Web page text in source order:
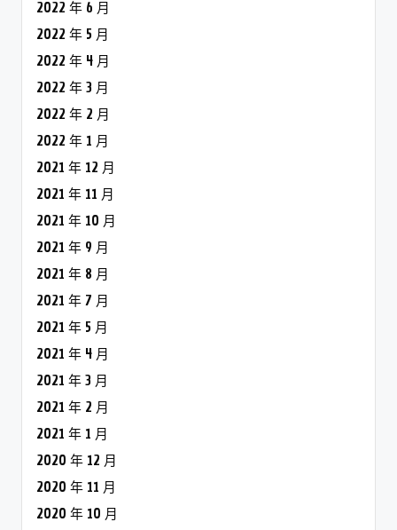
2022 年 6 月
2022 年 5 月
2022 年 4 月
2022 年 3 月
2022 年 2 月
2022 年 1 月
2021 年 12 月
2021 年 11 月
2021 年 10 月
2021 年 9 月
2021 年 8 月
2021 年 7 月
2021 年 5 月
2021 年 4 月
2021 年 3 月
2021 年 2 月
2021 年 1 月
2020 年 12 月
2020 年 11 月
2020 年 10 月